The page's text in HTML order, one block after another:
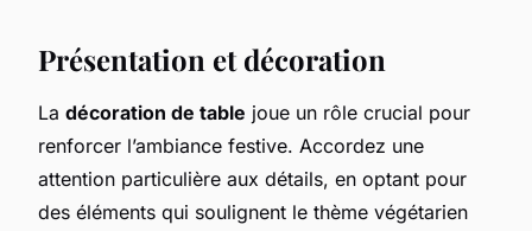
Présentation et décoration
La décoration de table joue un rôle crucial pour
renforcer l’ambiance festive. Accordez une
attention particulière aux détails, en optant pour
des éléments qui soulignent le thème végétarien